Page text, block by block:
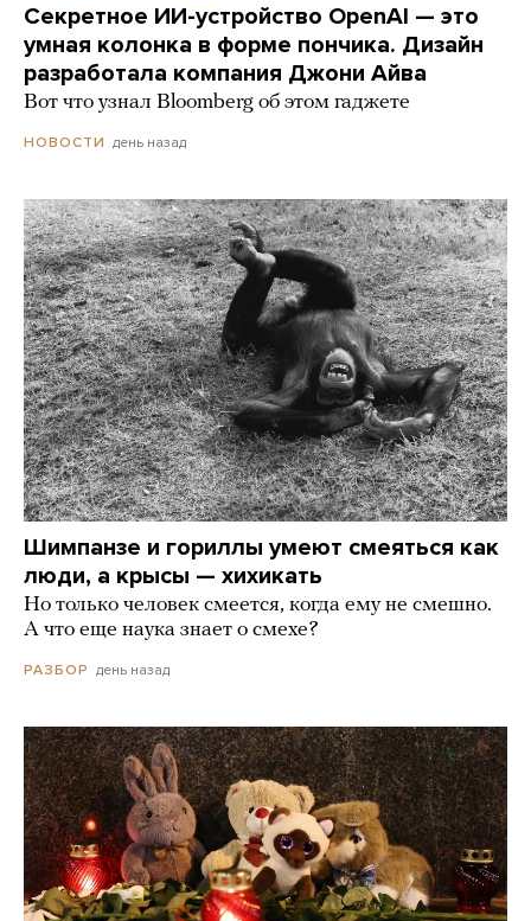
Секретное ИИ-устройство OpenAI — это
умная колонка в форме пончика. Дизайн
разработала компания Джони Айва
Вот что узнал Bloomberg об этом гаджете
НОВОСТИ день назад
Шимпанзе и гориллы умеют смеяться как
люди, а крысы — хихикать
Но только человек смеется, когда ему не смешно.
А что еще наука знает о смехе?
РАЗБОР день назад